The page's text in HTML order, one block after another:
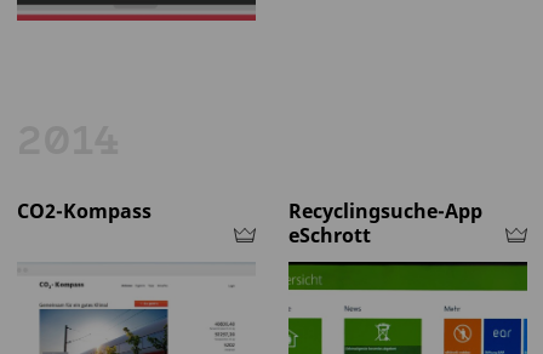
CO2-Kompass
Recyclingsuche-App
eSchrott